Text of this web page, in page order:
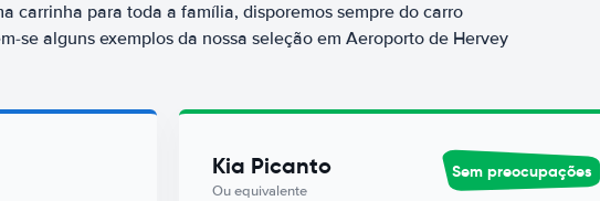
carrinha para toda a família, disporemos sempre do carro
se alguns exemplos da nossa seleção em Aeroporto de Hervey
Kia Picanto
Ou equivalente
Sem preocupações